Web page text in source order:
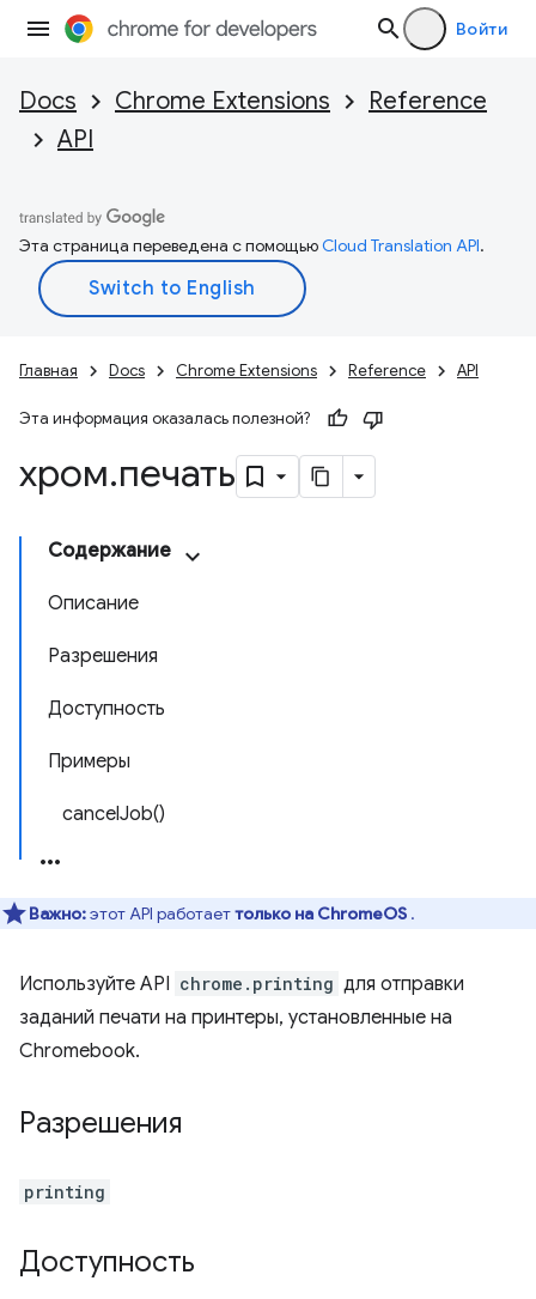
Войти
Docs Chrome Extensions
Reference
API
Эта страница переведена с помощьюCloud Translation API.
Главная Docs Chrome Extensions Reference API
Эта информация оказалась полезной?
хром.печать
Содержание
Описание
Разрешения
Доступность
Примеры
cancelJob()
Важно:этот API работаеттолько на ChromeOS .
Используйте API chrome.printing для отправки
заданий печати на принтеры, установленные на
Chromebook.
Разрешения
printing
Доступность